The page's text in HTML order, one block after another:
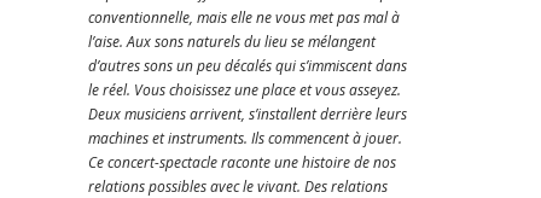
conventionnelle, mais elle ne vous met pas mal à
l’aise. Aux sons naturels du lieu se mélangent
d’autres sons un peu décalés qui s’immiscent dans
le réel. Vous choisissez une place et vous asseyez.
Deux musiciens arrivent, s’installent derrière leurs
machines et instruments. Ils commencent à jouer.
Ce concert-spectacle raconte une histoire de nos
relations possibles avec le vivant. Des relations